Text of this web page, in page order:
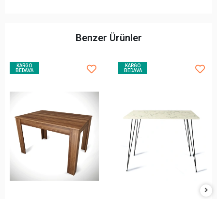
Benzer Ürünler
KARGO
BEDAVA
KARGO
BEDAVA